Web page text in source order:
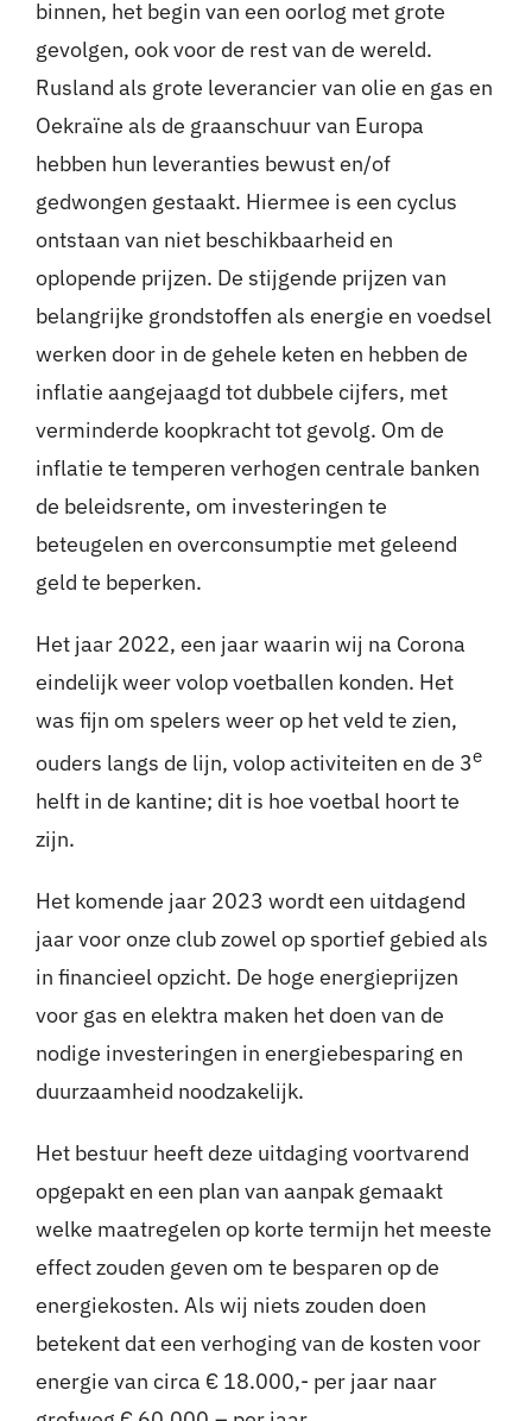
binnen, het begin van een oorlog met grote
gevolgen, ook voor de rest van de wereld.
Rusland als grote leverancier van olie en gas en
Oekraïne als de graanschuur van Europa
hebben hun leveranties bewust en/of
gedwongen gestaakt. Hiermee is een cyclus
ontstaan van niet beschikbaarheid en
oplopende prijzen. De stijgende prijzen van
belangrijke grondstoffen als energie en voedsel
werken door in de gehele keten en hebben de
inflatie aangejaagd tot dubbele cijfers, met
verminderde koopkracht tot gevolg. Om de
inflatie te temperen verhogen centrale banken
de beleidsrente, om investeringen te
beteugelen en overconsumptie met geleend
geld te beperken.
Het jaar 2022, een jaar waarin wij na Corona
eindelijk weer volop voetballen konden. Het
was fijn om spelers weer op het veld te zien,
ouders langs de lijn, volop activiteiten en de 3e
helft in de kantine; dit is hoe voetbal hoort te
zijn.
Het komende jaar 2023 wordt een uitdagend
jaar voor onze club zowel op sportief gebied als
in financieel opzicht. De hoge energieprijzen
voor gas en elektra maken het doen van de
nodige investeringen in energiebesparing en
duurzaamheid noodzakelijk.
Het bestuur heeft deze uitdaging voortvarend
opgepakt en een plan van aanpak gemaakt
welke maatregelen op korte termijn het meeste
effect zouden geven om te besparen op de
energiekosten. Als wij niets zouden doen
betekent dat een verhoging van de kosten voor
energie van circa € 18.000,- per jaar naar